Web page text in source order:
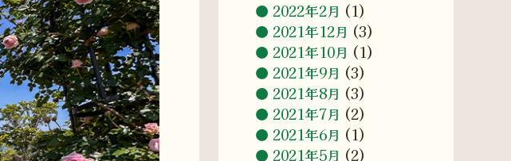
2022年2月 (1)
2021年12月 (3)
2021年10月 (1)
2021年9月 (3)
2021年8月 (3)
2021年7月 (2)
2021年6月 (1)
2021年5月 (2)